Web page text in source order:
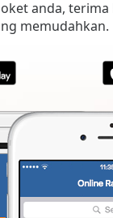
anda, terima
memudahkan.